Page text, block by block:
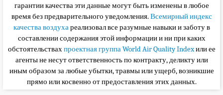
гарантии качества эти данные могут быть изменены в любое
время без предварительного уведомления.Всемирный индекс
качества воздухареализовал все разумные навыки и заботу в
составлении содержания этой информации и ни при каких
обстоятельствахпроектная группа World Air Quality Indexили ее
агенты не несут ответственность по контракту, деликту или
иным образом за любые убытки, травмы или ущерб, возникшие
прямо или косвенно от предоставления этих данных.